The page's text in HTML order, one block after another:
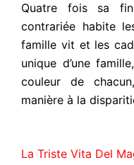
Quatre fois sa
contrariée habite
famille vit et les
unique d’une
couleur de
manière à la
La Triste Vita Del